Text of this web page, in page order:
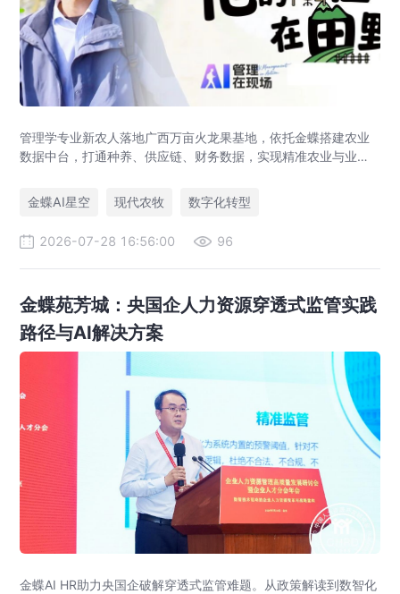
管理学专业新农人落地广西万亩火龙果基地，依托金蝶搭建农业
数据中台，打通种养、供应链、财务数据，实现精准农业与业财
金蝶AI星空
现代农牧 数字化转型
2026-07-28 16:56:00 96
金蝶苑芳城：央国企人力资源穿透式监管实践
路径与AI解决方案
金蝶AI HR助力央国企破解穿透式监管难题。从政策解读到数智化